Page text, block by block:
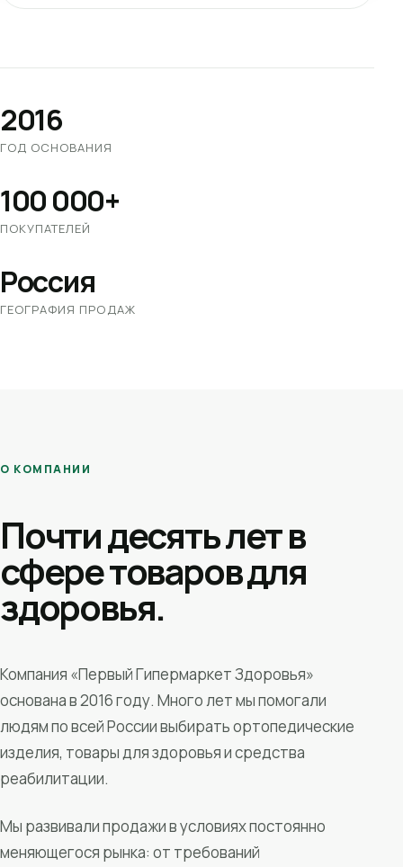
2016
ГОД ОСНОВАНИЯ
100 000+
ПОКУПАТЕЛЕЙ
Россия
ГЕОГРАФИЯ ПРОДАЖ
О КОМПАНИИ
Почти десять лет в
сфере товаров для
здоровья.
Компания «Первый Гипермаркет Здоровья»
основана в 2016 году. Много лет мы помогали
людям по всей России выбирать ортопедические
изделия, товары для здоровья и средства
реабилитации.
Мы развивали продажи в условиях постоянно
меняющегося рынка: от требований